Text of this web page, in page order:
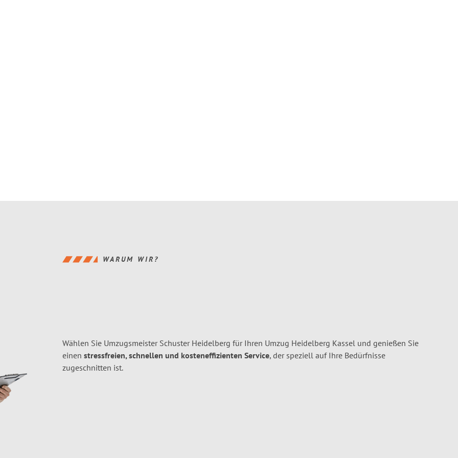
WARUM WIR?
Wählen Sie Umzugsmeister Schuster Heidelberg für Ihren Umzug Heidelberg Kassel und genießen Sie
einen stressfreien, schnellen und kosteneffizienten Service, der speziell auf Ihre Bedürfnisse
zugeschnitten ist.